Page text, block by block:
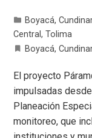
Boyacá,
Central,Tolima
Boyacá,
El proyecto
impulsadas
Planeación
monitoreo, que